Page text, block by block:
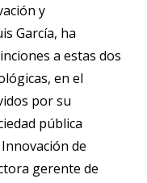
y
García, ha
a estas dos
en el
por su
pública
de
gerente de